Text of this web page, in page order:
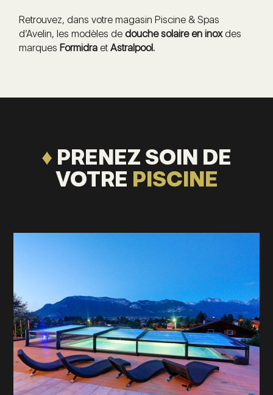
Retrouvez, dans votre magasin Piscine & Spas
d’Avelin, les modèles dedouche solaire en inoxdes
marquesFormidra etAstralpool.
♦ PRENEZ SOIN DE
VOTRE PISCINE